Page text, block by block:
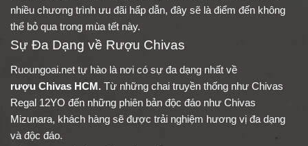
nhiều chương trình ưu đãi hấp dẫn, đây sẽ là điểm đến không
thể bỏ qua trong mùa tết này.
Sự Đa Dạng về Rượu Chivas
Ruoungoai.net tự hào là nơi có sự đa dạng nhất về
rượu Chivas HCM . Từ những chai truyền thống như Chivas
Regal 12YO đến những phiên bản độc đáo như Chivas
Mizunara, khách hàng sẽ được trải nghiệm hương vị đa dạng
và độc đáo.